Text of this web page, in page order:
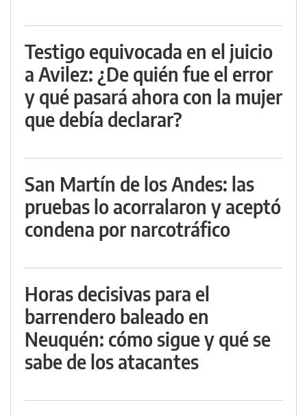
Testigo equivocada en el juicio
a Avilez: ¿De quién fue el error
y qué pasará ahora con la mujer
que debía declarar?
San Martín de los Andes: las
pruebas lo acorralaron y aceptó
condena por narcotráfico
Horas decisivas para el
barrendero baleado en
Neuquén: cómo sigue y qué se
sabe de los atacantes